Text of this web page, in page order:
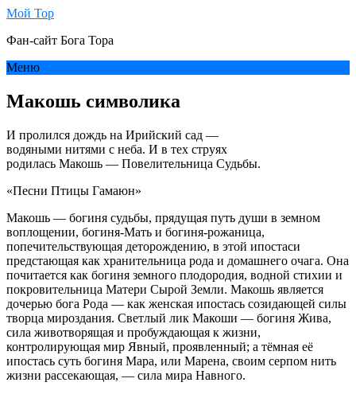
Мой Тор
Фан-сайт Бога Тора
Меню
Макошь символика
И пролился дождь на Ирийский сад —
водяными нитями с неба. И в тех струях
родилась Макошь — Повелительница Судьбы.
«Песни Птицы Гамаюн»
Макошь — богиня судьбы, прядущая путь души в земном
воплощении, богиня-Мать и богиня-рожаница,
попечительствующая деторождению, в этой ипостаси
предстающая как хранительница рода и домашнего очага. Она
почитается как богиня земного плодородия, водной стихии и
покровительница Матери Сырой Земли. Макошь является
дочерью бога Рода — как женская ипостась созидающей силы
творца мироздания. Светлый лик Макоши — богиня Жива,
сила животворящая и пробуждающая к жизни,
контролирующая мир Явный, проявленный; а тёмная её
ипостась суть богиня Мара, или Марена, своим серпом нить
жизни рассекающая, — сила мира Навного.